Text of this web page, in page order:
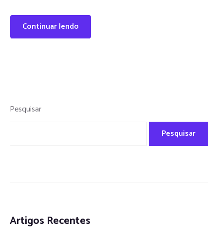
Continuar lendo
Pesquisar
Pesquisar
Artigos Recentes